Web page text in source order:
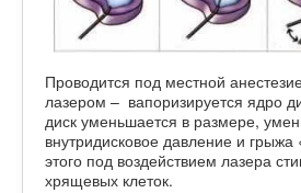
Проводится под местной
лазером – вапоризируется ядро
диск уменьшается в размере,
внутридисковое давление и грыжа
этого под воздействием лазера
хрящевых клеток.